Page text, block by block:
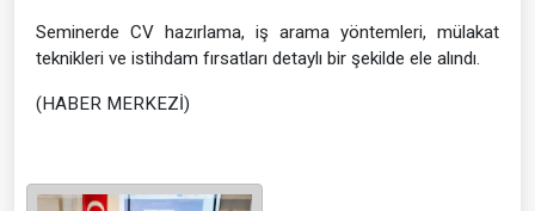
Seminerde CV hazırlama, iş arama yöntemleri, mülakat
teknikleri ve istihdam fırsatları detaylı bir şekilde ele alındı.
(HABER MERKEZİ)